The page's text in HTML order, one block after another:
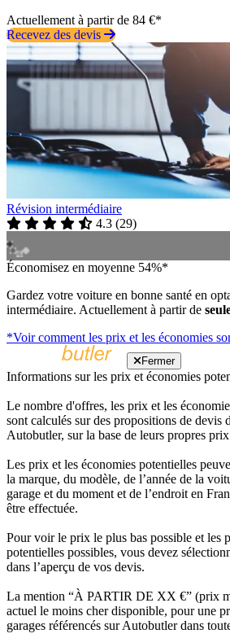
Actuellement à partir de 84 €*
Recevez des devis
Révision intermédiaire
4.3 (29)
Économisez en moyenne 54%*
Gardez votre voiture en bonne santé en
intermédiaire. Actuellement à partir de
*Voir comment les prix et les économies
Fermer
Informations sur les prix et économies
Le nombre d'offres, les prix et les
sont calculés sur des propositions de devis
Autobutler, sur la base de leurs propres
Les prix et les économies potentielles
la marque, du modèle, de l’année de la
garage et du moment et de l’endroit en
être effectuée.
Pour voir le prix le plus bas possible et les
potentielles possibles, vous devez
dans l’aperçu de vos devis.
La mention “À PARTIR DE XX €” (prix
actuel le moins cher disponible, pour une
garages référencés sur Autobutler dans